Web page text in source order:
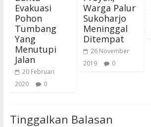
Evakuasi
Pohon
Tumbang
Yang
Menutupi
Jalan
20 Februari
2020
0
Warga Palur
Sukoharjo
Meninggal
Ditempat
26 November
2019
0
Tinggalkan Balasan